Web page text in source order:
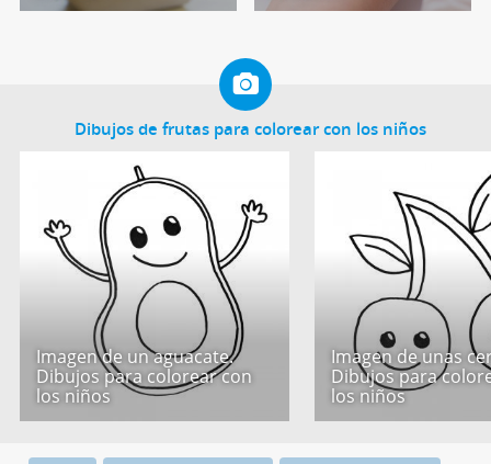
Dibujos de frutas para colorear con los niños
Imagen de un aguacate.
Dibujos para colorear con
los niños
Imagen de unas
Dibujos para
los niños